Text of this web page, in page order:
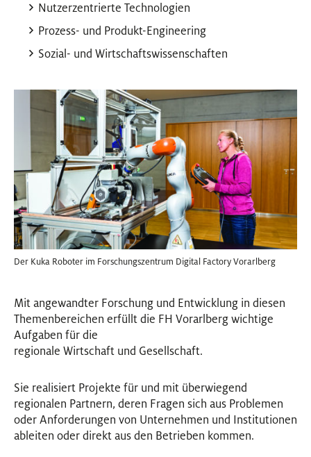
Nutzerzentrierte Technologien
Prozess- und Produkt-Engineering
Sozial- und Wirtschaftswissenschaften
Der Kuka Roboter im Forschungszentrum Digital Factory Vorarlberg
Mit angewandter Forschung und Entwicklung in diesen
Themenbereichen erfüllt die FH Vorarlberg wichtige
Aufgaben für die
regionale Wirtschaft und Gesellschaft.
Sie realisiert Projekte für und mit überwiegend
regionalen Partnern, deren Fragen sich aus Problemen
oder Anforderungen von Unternehmen und Institutionen
ableiten oder direkt aus den Betrieben kommen.